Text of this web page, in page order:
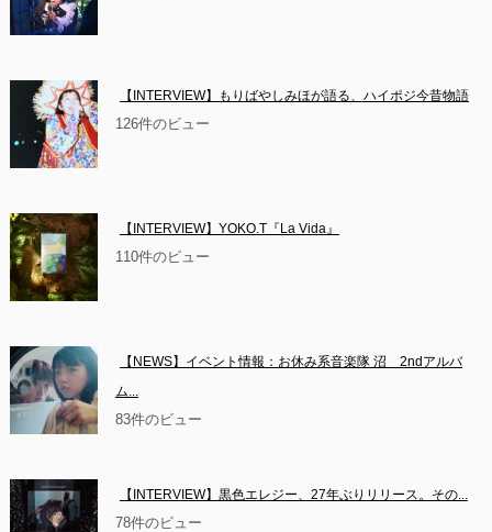
【INTERVIEW】もりばやしみほが語る、ハイポジ今昔物語
126件のビュー
【INTERVIEW】YOKO.T『La Vida』
110件のビュー
【NEWS】イベント情報：お休み系音楽隊 沼　2ndアルバ
ム...
83件のビュー
【INTERVIEW】黒色エレジー、27年ぶりリリース。その...
78件のビュー